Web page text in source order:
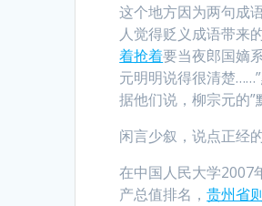
这个地方因为两句成
人觉得贬义成语带来
着抢着要当夜郎国嫡
元明明说得很清楚
据他们说，柳宗元的”
闲言少叙，说点正经的
在中国人民大学2007
产总值排名，贵州省